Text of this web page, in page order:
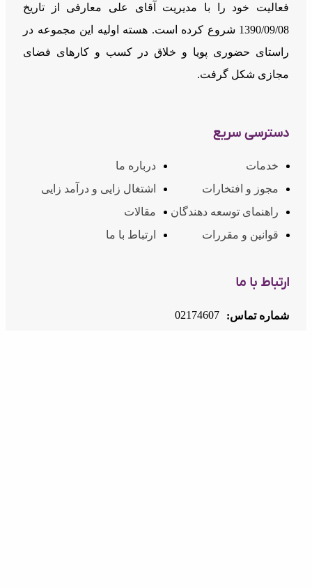
فعالیت خود را با مدیریت آقای علی معارفی از تاریخ
1390/09/08 شروع کرده است. هسته اولیه این مجموعه در
راستای حضوری پویا و خلاق در کسب و کارهای فضای
مجازی شکل گرفت.
دسترسی سریع
خدمات
درباره ما
مجوز و افتخارات
اشتغال زایی و درآمد زایی
راهنمای توسعه دهندگان
مقالات
قوانین و مقررات
ارتباط با ما
ارتباط با ما
شماره تماس:
02174607